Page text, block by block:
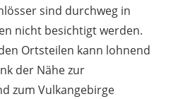
sind durchweg in
nicht besichtigt werden.
Ortsteilen kann lohnend
der Nähe zur
zum Vulkangebirge